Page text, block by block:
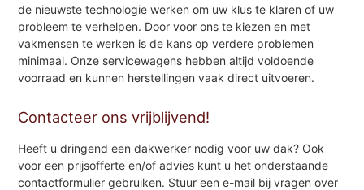
de nieuwste technologie werken om uw klus te klaren of uw
probleem te verhelpen. Door voor ons te kiezen en met
vakmensen te werken is de kans op verdere problemen
minimaal. Onze servicewagens hebben altijd voldoende
voorraad en kunnen herstellingen vaak direct uitvoeren.
Contacteer ons vrijblijvend!
Heeft u dringend een dakwerker nodig voor uw dak? Ook
voor een prijsofferte en/of advies kunt u het onderstaande
contactformulier gebruiken. Stuur een e-mail bij vragen over